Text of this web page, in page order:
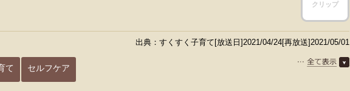
クリップ
出典：すくすく子育て[放送日]2021/04/24[再放送]2021/05/01
て セルフケア